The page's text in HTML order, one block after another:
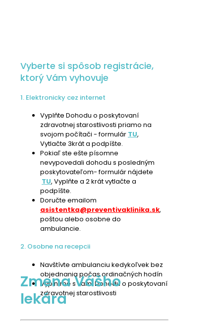
Vyberte si spôsob registrácie,
ktorý Vám vyhovuje
1. Elektronicky cez internet
Vyplňte Dohodu o poskytovaní
zdravotnej starostlivosti priamo na
svojom počítači - formulár TU,
Vytlačte 3krát a podpíšte.
Pokiaľ ste ešte písomne
nevypovedali dohodu s posledným
poskytovateľom- formulár nájdete
TU, Vyplňte a 2 krát vytlačte a
podpíšte.
Doručte emailom
asistentka@preventivaklinika.sk,
poštou alebo osobne do
ambulancie.
2. Osobne na recepcii
Navštívte ambulanciu kedykoľvek bez
objednania počas ordinačných hodín
Vyplníme s vami Dohodu o poskytovaní
zdravotnej starostlivosti
Zmena Vášho
lekára